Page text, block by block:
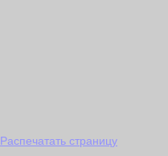
Распечатать страницу